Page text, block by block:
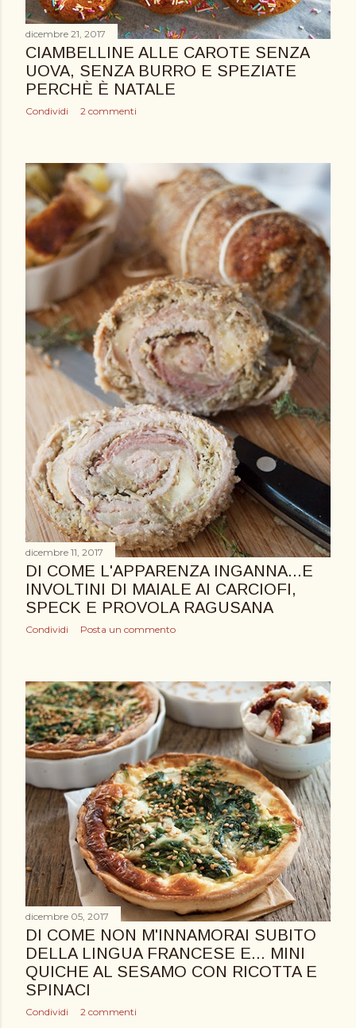
dicembre 21, 2017
CIAMBELLINE ALLE CAROTE SENZA
UOVA, SENZA BURRO E SPEZIATE
PERCHÈ È NATALE
Condividi 2 commenti
dicembre 11, 2017
DI COME L'APPARENZA INGANNA...E
INVOLTINI DI MAIALE AI CARCIOFI,
SPECK E PROVOLA RAGUSANA
Condividi Posta un commento
dicembre 05, 2017
DI COME NON M'INNAMORAI SUBITO
DELLA LINGUA FRANCESE E... MINI
QUICHE AL SESAMO CON RICOTTA E
SPINACI
Condividi 2 commenti